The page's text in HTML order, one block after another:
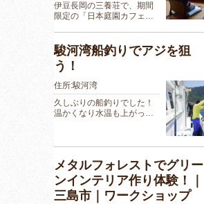
伊豆長岡の三養荘で、期間
限定の「日本庭園カフェ…
駿河湾船釣りでアジを狙
う！
住所:駿河湾
久しぶりの船釣りでした！
温かくなり水温も上がっ…
メタルフォレストでグリー
ンインテリア作り体験！｜
三島市｜ワークショップ